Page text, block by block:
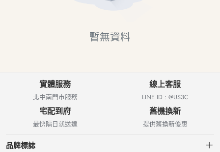
暫無資料
實體服務
北中南門市服務
線上客服
LINE ID : @US3C
宅配到府
最快隔日就送達
舊機換新
提供舊換新優惠
品牌標誌